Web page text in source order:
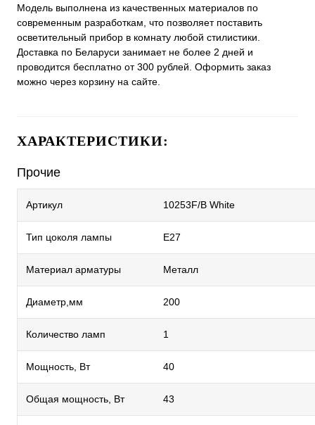
Модель выполнена из качественных материалов по
современным разработкам, что позволяет поставить
осветительный прибор в комнату любой стилистики.
Доставка по Беларуси занимает не более 2 дней и
проводится бесплатно от 300 рублей. Оформить заказ
можно через корзину на сайте.
ХАРАКТЕРИСТИКИ:
Прочие
Артикул 10253F/B White
Тип цоколя лампы E27
Материал арматуры Металл
Диаметр,мм 200
Количество ламп 1
Мощность, Вт 40
Общая мощность, Вт 43